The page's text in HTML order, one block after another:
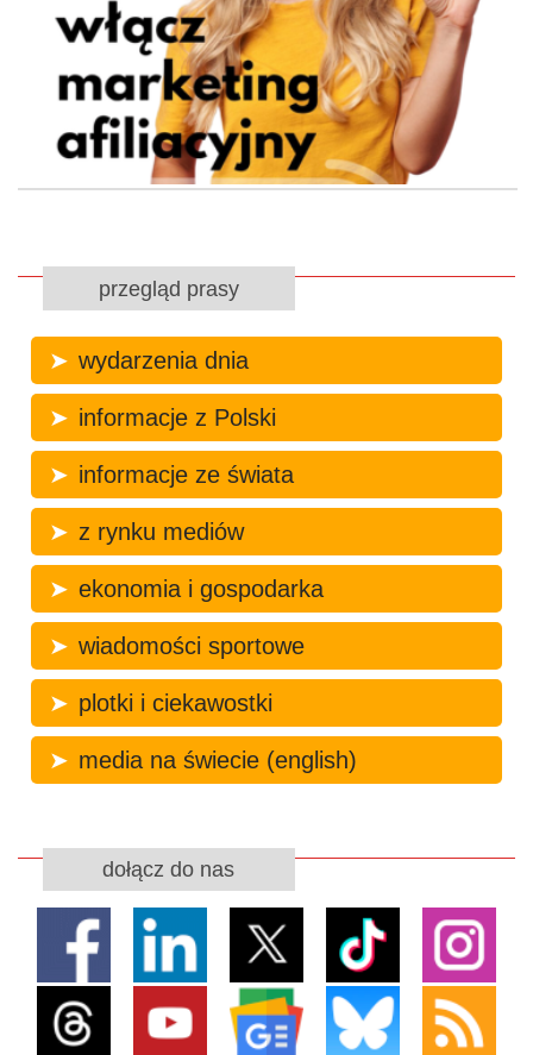
przegląd prasy
wydarzenia dnia
informacje z Polski
informacje ze świata
z rynku mediów
ekonomia i gospodarka
wiadomości sportowe
plotki i ciekawostki
media na świecie (english)
dołącz do nas